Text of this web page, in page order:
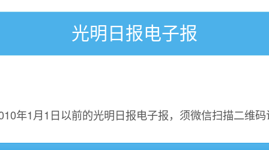
光明日报电子报
年1月1日以前的光明日报电子报，须微信扫描二维